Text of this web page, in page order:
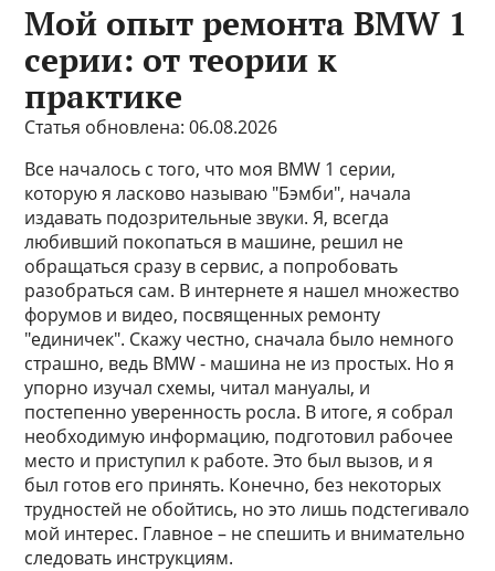
Мой опыт ремонта BMW 1
серии: от теории к
практике
Статья обновлена: 06.08.2026
Все началось с того, что моя BMW 1 серии,
которую я ласково называю "Бэмби", начала
издавать подозрительные звуки. Я, всегда
любивший покопаться в машине, решил не
обращаться сразу в сервис, а попробовать
разобраться сам. В интернете я нашел множество
форумов и видео, посвященных ремонту
"единичек". Скажу честно, сначала было немного
страшно, ведь BMW - машина не из простых. Но я
упорно изучал схемы, читал мануалы, и
постепенно уверенность росла. В итоге, я собрал
необходимую информацию, подготовил рабочее
место и приступил к работе. Это был вызов, и я
был готов его принять. Конечно, без некоторых
трудностей не обойтись, но это лишь подстегивало
мой интерес. Главное – не спешить и внимательно
следовать инструкциям.